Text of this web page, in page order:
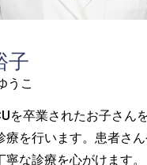
子
うこ
を卒業されたお子さん
療を行います。患者さ
な診療を心がけます。